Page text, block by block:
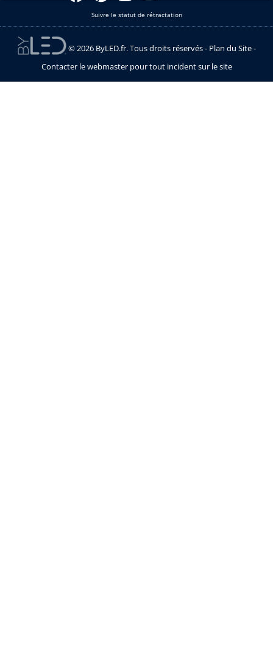
Suivre le statut de rétractation
© 2026 ByLED.fr. Tous droits réservés - Plan du Site-
Contacter le webmaster pour tout incident sur le site